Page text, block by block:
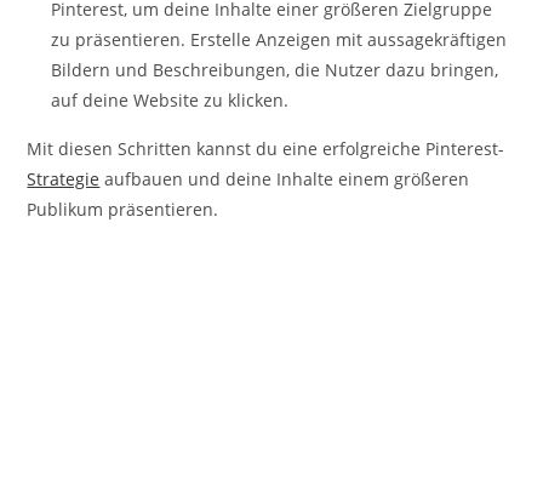
Pinterest, um deine Inhalte einer größeren Zielgruppe
zu präsentieren. Erstelle Anzeigen mit aussagekräftigen
Bildern und Beschreibungen, die Nutzer dazu bringen,
auf deine Website zu klicken.
Mit diesen Schritten kannst du eine erfolgreiche Pinterest-
Strategie aufbauen und deine Inhalte einem größeren
Publikum präsentieren.